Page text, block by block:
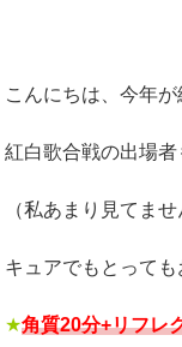
こんにちは、今年
紅白歌合戦の出場者
（私あまり見てま
キュアでもとっても
★角質20分+リフレ